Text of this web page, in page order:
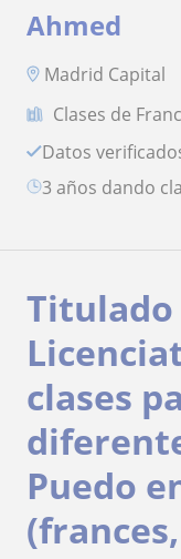
Ahmed
Madrid Capital
Clases de
Datos
3 años dando
Titulado
clases
Puedo